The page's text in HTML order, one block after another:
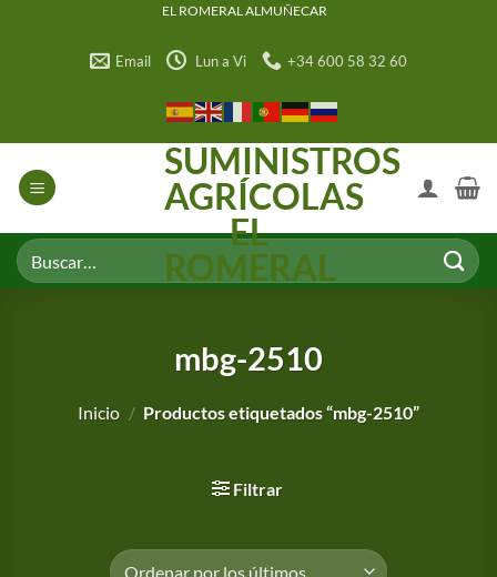
EL ROMERAL ALMUÑECAR
Email Lun a Vi +34 600 58 32 60
SUMINISTROS
AGRÍCOLAS
EL
ROMERAL
Buscar
por:
mbg-2510
Inicio / Productos etiquetados “mbg-2510”
Filtrar